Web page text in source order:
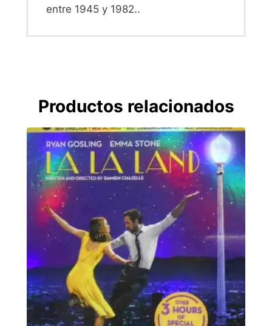
entre 1945 y 1982..
Productos relacionados